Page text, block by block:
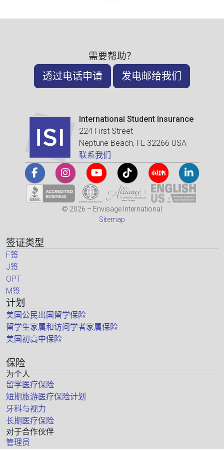
需要帮助？
透过电话申请 发电邮给我们
International Student Insurance
224 First Street
Neptune Beach, FL 32266 USA
联系我们
© 2026 – Envisage International
Sitemap
签证类型
F签
J签
OPT
M签
计划
美国公民出国留学保险
留学生家属和访问学者家属保险
美国初高中保险
保险
为个人
留学医疗保险
短期旅游医疗保险计划
牙科与视力
长期医疗保险
对于合作伙伴
管理员